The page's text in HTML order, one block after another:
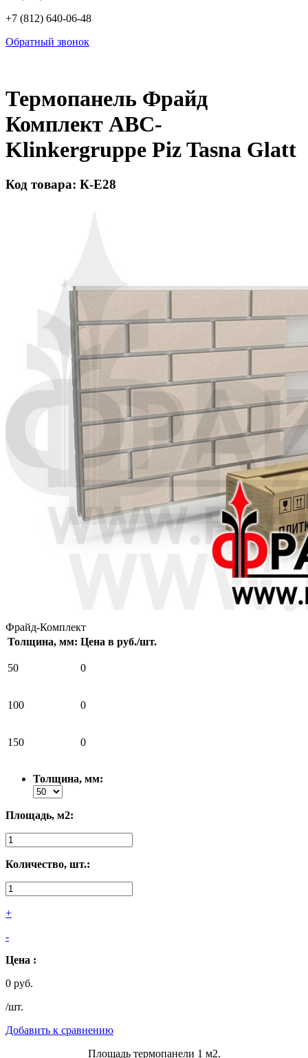
+7 (812) 640-06-48
Обратный звонок
Термопанель Фрайд
Комплект ABC-
Klinkergruppe Piz Tasna Glatt
Код товара: К-Е28
Фрайд-Комплект
Толщина, мм: Цена в руб./шт.
50 0
100 0
150 0
Толщина, мм:
Площадь, м2:
Количество, шт.:
+
-
Цена :
0 руб.
/шт.
Добавить к сравнению
Площадь термопанели 1 м2.